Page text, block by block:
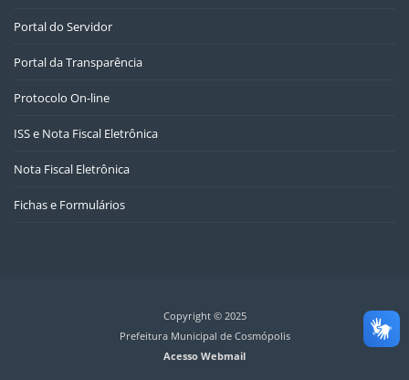
Portal do Servidor
Portal da Transparência
Protocolo On-line
ISS e Nota Fiscal Eletrônica
Nota Fiscal Eletrônica
Fichas e Formulários
Copyright © 2025
Prefeitura Municipal de Cosmópolis
Acesso Webmail